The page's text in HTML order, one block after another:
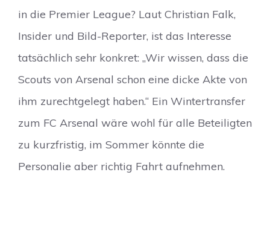
in die Premier League? Laut Christian Falk,
Insider und Bild-Reporter, ist das Interesse
tatsächlich sehr konkret: „Wir wissen, dass die
Scouts von Arsenal schon eine dicke Akte von
ihm zurechtgelegt haben.“ Ein Wintertransfer
zum FC Arsenal wäre wohl für alle Beteiligten
zu kurzfristig, im Sommer könnte die
Personalie aber richtig Fahrt aufnehmen.